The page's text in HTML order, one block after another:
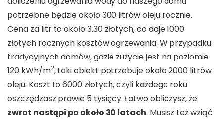
potrzebne będzie około 300 litrów oleju rocznie.
Cena za litr to około 3.30 złotych, co daje 1000
złotych rocznych kosztów ogrzewania. W przypadku
tradycyjnych domów, gdzie zużycie jest na poziomie
120 kWh/m2, taki obiekt potrzebuje około 2000 litrów
oleju. Koszt to 6000 złotych, czyli każdego roku
oszczędzasz prawie 5 tysięcy. Łatwo obliczysz, że
zwrot nastąpi po około 30 latach. Musisz też wziąć